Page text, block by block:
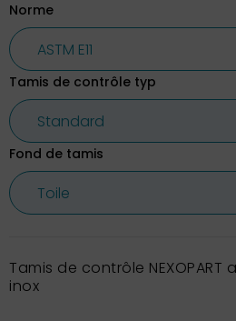
Norme
Tamis de contrôle typ
Fond de tamis
Tamis de contrôle
inox